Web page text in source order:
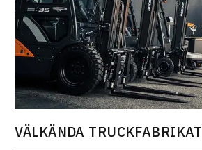
VÄLKÄNDA TRUCKFABRIKAT